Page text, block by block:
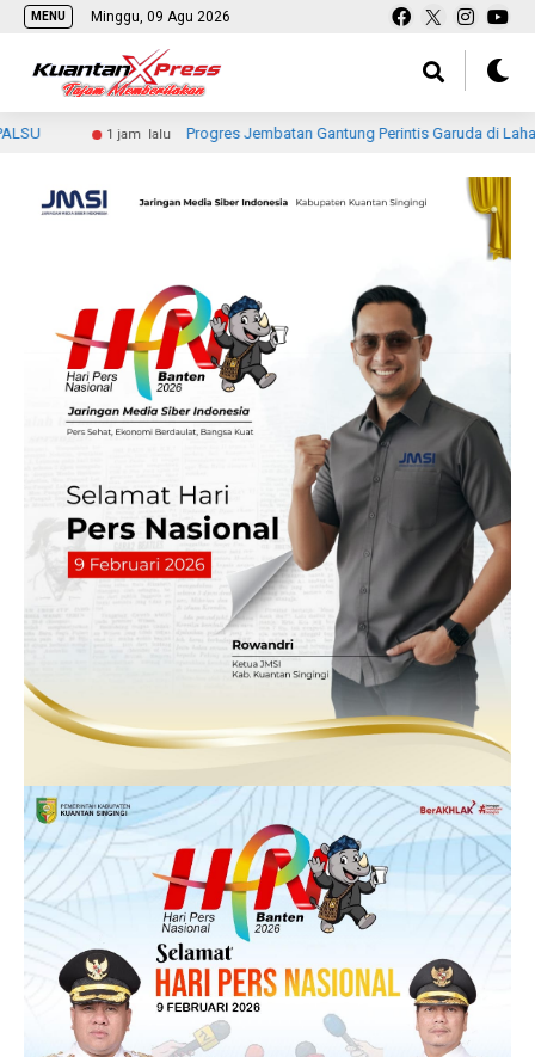
MENU Minggu, 09 Agu 2026
1 jam lalu Progres Jembatan Gantung Perintis Garuda di Lahang Tengah